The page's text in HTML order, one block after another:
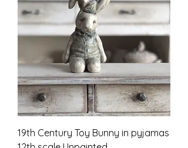
19th Century Toy Bunny in pyjamas